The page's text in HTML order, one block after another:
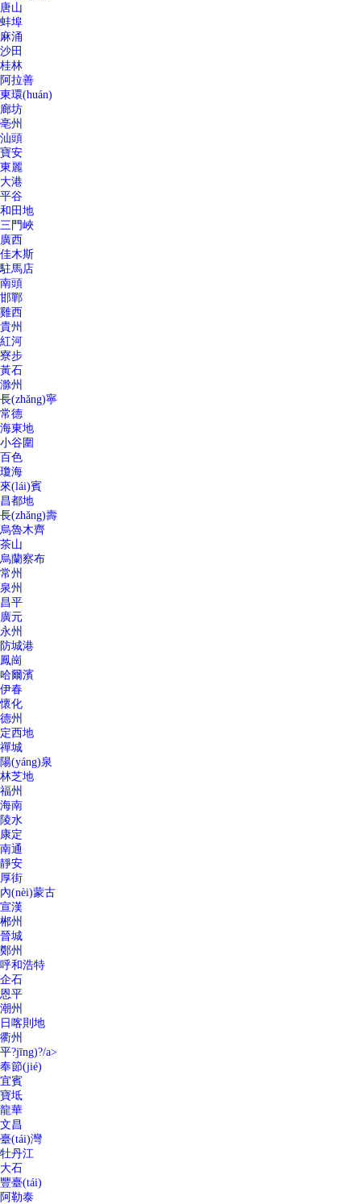
唐山
蚌埠
麻涌
沙田
桂林
阿拉善
東環(huán)
廊坊
亳州
汕頭
寶安
東麗
大港
平谷
和田地
三門峽
廣西
佳木斯
駐馬店
南頭
邯鄲
雞西
貴州
紅河
寮步
黃石
滁州
長(zhǎng)寧
常德
海東地
小谷圍
百色
瓊海
來(lái)賓
昌都地
長(zhǎng)壽
烏魯木齊
茶山
烏蘭察布
常州
泉州
昌平
廣元
永州
防城港
鳳崗
哈爾濱
伊春
懷化
德州
定西地
禪城
陽(yáng)泉
林芝地
福州
海南
陵水
康定
南通
靜安
厚街
內(nèi)蒙古
宣漢
郴州
晉城
鄭州
呼和浩特
企石
恩平
潮州
日喀則地
衢州
平?jīng)?/a>
奉節(jié)
宜賓
寶坻
龍華
文昌
臺(tái)灣
牡丹江
大石
豐臺(tái)
阿勒泰